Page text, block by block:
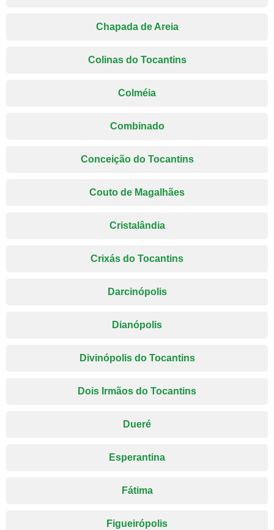
Chapada de Areia
Colinas do Tocantins
Colméia
Combinado
Conceição do Tocantins
Couto de Magalhães
Cristalândia
Crixás do Tocantins
Darcinópolis
Dianópolis
Divinópolis do Tocantins
Dois Irmãos do Tocantins
Dueré
Esperantina
Fátima
Figueirópolis